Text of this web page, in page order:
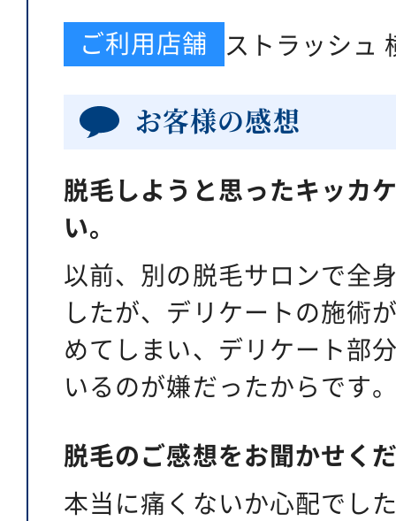
ご利用店舗 ストラッシュ
お客様の感想
脱毛しようと思ったキッカ
い。
以前、別の脱毛サロンで全
したが、デリケートの施術
めてしまい、デリケート部
いるのが嫌だったからです
脱毛のご感想をお聞かせく
本当に痛くないか心配でし